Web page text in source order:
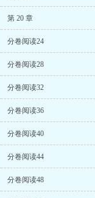
第 20 章
分卷阅读24
分卷阅读28
分卷阅读32
分卷阅读36
分卷阅读40
分卷阅读44
分卷阅读48